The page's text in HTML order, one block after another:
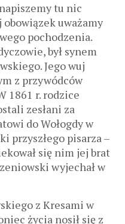
tu nic
uważamy
pochodzenia.
był synem
Jego wuj
z przywódców
1861 r. rodzice
zesłani za
do Wołogdy w
przyszłego pisarza –
się nim jej brat
wyjechał w
z Kresami w
życia nosił się z